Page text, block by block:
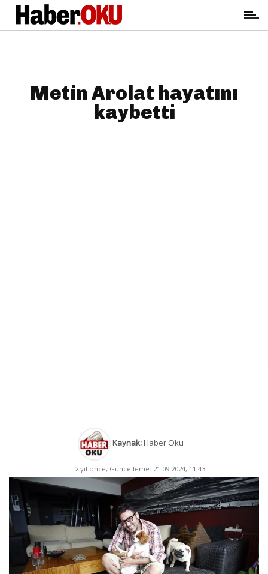
Metin Arolat hayatını
kaybetti
Kaynak:Haber Oku
2 yıl önce, Güncelleme: 21.09.2024, 11:43